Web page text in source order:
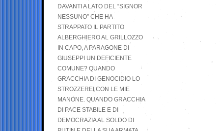
DAVANTI A LATO DEL “SIGNOR
NESSUNO” CHE HA
STRAPPATO IL PARTITO
ALBERGHIERO AL GRILLOZZO
IN CAPO, A PARAGONE DI
GIUSEPPI UN DEFICIENTE
COMUNE? QUANDO
GRACCHIA DI GENOCIDIO LO
STROZZEREI CON LE MIE
MANONE. QUANDO GRACCHIA
DI PACE STABILE E DI
DEMOCRAZIA AL SOLDO DI